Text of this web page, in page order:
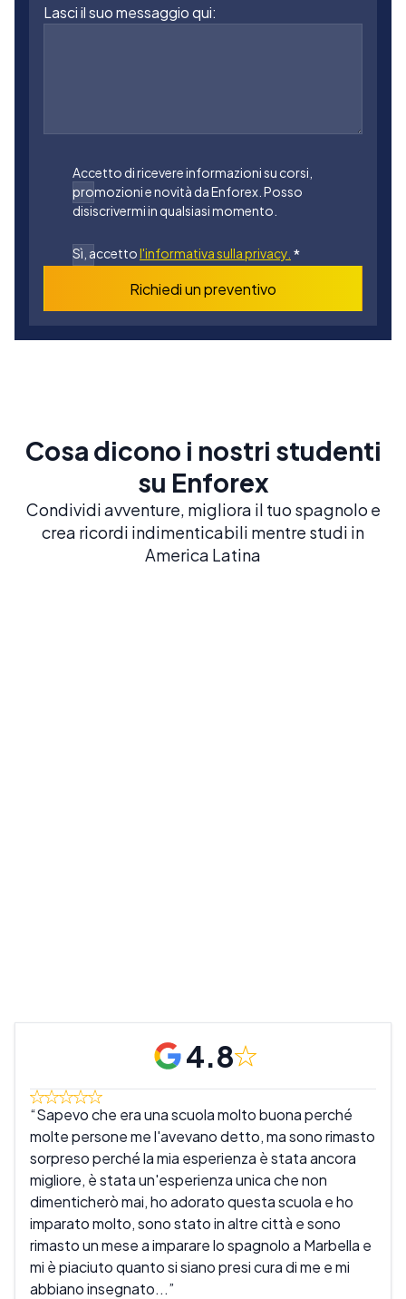
Lasci il suo messaggio qui:
Accetto di ricevere informazioni su corsi,
promozioni e novità da Enforex. Posso
disiscrivermi in qualsiasi momento.
Sì, accettol'informativa sulla privacy. *
Richiedi un preventivo
Cosa dicono i nostri studenti
su Enforex
Condividi avventure, migliora il tuo spagnolo e
crea ricordi indimenticabili mentre studi in
America Latina
4.8
Sapevo che era una scuola molto buona perché
molte persone me l'avevano detto, ma sono rimasto
sorpreso perché la mia esperienza è stata ancora
migliore, è stata un'esperienza unica che non
dimenticherò mai, ho adorato questa scuola e ho
imparato molto, sono stato in altre città e sono
rimasto un mese a imparare lo spagnolo a Marbella e
mi è piaciuto quanto si siano presi cura di me e mi
abbiano insegnato...